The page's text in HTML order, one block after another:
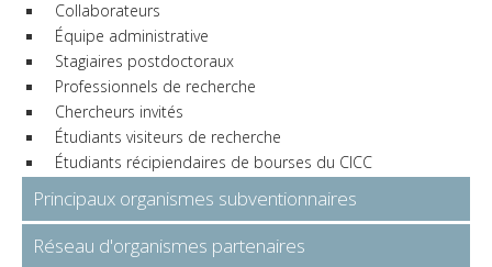
Collaborateurs
Équipe administrative
Stagiaires postdoctoraux
Professionnels de recherche
Chercheurs invités
Étudiants visiteurs de recherche
Étudiants récipiendaires de bourses du CICC
Principaux organismes subventionnaires
Réseau d'organismes partenaires